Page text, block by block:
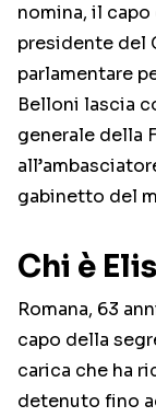
nomina, il
presidente del
parlamentare
Belloni lascia
generale della
gabinetto del
Chi è
Romana, 63
capo della
carica che ha
detenuto fino